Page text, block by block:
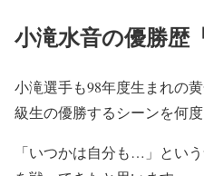
小滝水音の優勝歴
小滝選手も98年度生まれの
級生の優勝するシーンを何度
「いつかは自分も…」とい